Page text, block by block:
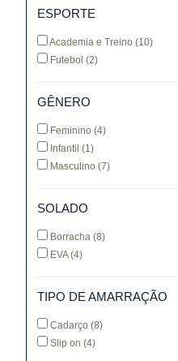
ESPORTE
Academia e Treino (10)
Futebol (2)
GÊNERO
Feminino (4)
Infantil (1)
Masculino (7)
SOLADO
Borracha (8)
EVA(4)
TIPO DE AMARRAÇÃO
Cadarço (8)
Slip on (4)